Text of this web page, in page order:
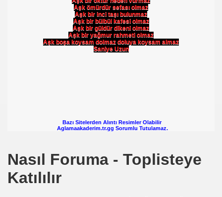
Aşk ömürdür sefası olmaz
Aşk bir inci taşı bulunmaz
Aşk bir bülbül kafesi olmaz
Aşk bir güldür dikeni olmaz
Aşk bir yağmur rahmeti olmaz
Aşk boşa koysam dolmaz doluya koysam almaz
Saniye Uzun
Bazı Sitelerden Alıntı Resimler Olabilir
Aglamaakaderim.tr.gg Sorumlu Tutulamaz.
Nasıl Foruma - Toplisteye
Katılılır